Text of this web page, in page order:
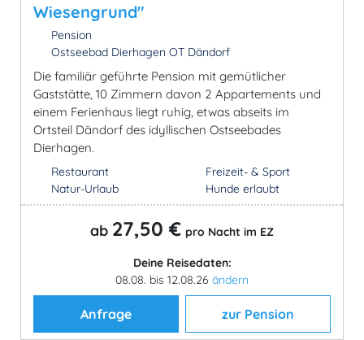
Wiesengrund"
Pension
Ostseebad Dierhagen OT Dändorf
Die familiär geführte Pension mit gemütlicher
Gaststätte, 10 Zimmern davon 2 Appartements und
einem Ferienhaus liegt ruhig, etwas abseits im
Ortsteil Dändorf des idyllischen Ostseebades
Dierhagen.
Restaurant
Natur-Urlaub
Freizeit- & Sport
Hunde erlaubt
ab 27,50 € pro Nacht im EZ
Deine Reisedaten:
08.08. bis 12.08.26 ändern
Anfrage zur Pension